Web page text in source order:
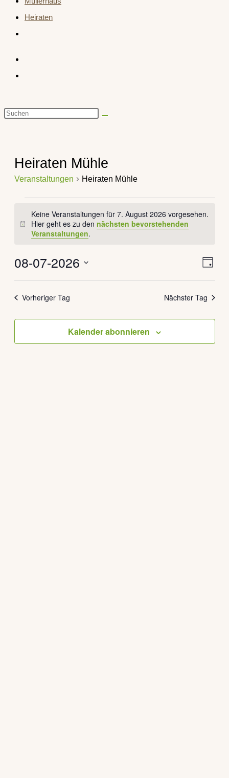
Heiraten
Diese
Heiraten Mühle
Veranstaltungen Heiraten Mühle
für
2026
Hinweis
Keine Veranstaltungen für 7. August 2026 vorgesehen.
Hier geht es zu dennächsten bevorstehenden
Veranstaltungen.
Tag
08-07-2026
Datum
wählen.
Vorheriger Tag Nächster Tag
Kalender abonnieren